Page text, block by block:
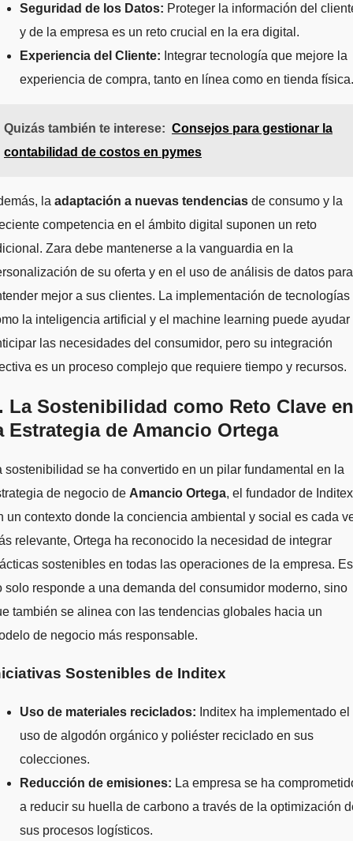
Seguridad de los Datos: Proteger la información del
y de la empresa es un reto crucial en la era digital.
Experiencia del Cliente: Integrar tecnología que mejore la
experiencia de compra, tanto en línea como en tienda física.
Quizás también te interese: Consejos para gestionar la
contabilidad de costos en pymes
la adaptación a nuevas tendencias de consumo y la
competencia en el ámbito digital suponen un reto
Zara debe mantenerse a la vanguardia en la
de su oferta y en el uso de análisis de datos para
mejor a sus clientes. La implementación de tecnologías
la inteligencia artificial y el machine learning puede ayudar
las necesidades del consumidor, pero su integración
es un proceso complejo que requiere tiempo y recursos.
La Sostenibilidad como Reto Clave en
Estrategia de Amancio Ortega
sostenibilidad se ha convertido en un pilar fundamental en la
de negocio de Amancio Ortega, el fundador de
un contexto donde la conciencia ambiental y social es cada
relevante, Ortega ha reconocido la necesidad de integrar
sostenibles en todas las operaciones de la empresa.
solo responde a una demanda del consumidor moderno, sino
también se alinea con las tendencias globales hacia un
de negocio más responsable.
Sostenibles de Inditex
Uso de materiales reciclados: Inditex ha implementado el
uso de algodón orgánico y poliéster reciclado en sus
colecciones.
Reducción de emisiones: La empresa se ha
a reducir su huella de carbono a través de la optimización
sus procesos logísticos.